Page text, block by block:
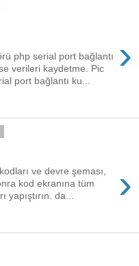
›
php serial port bağlantı
verileri kaydetme. Pic
port bağlantı ku...
›
ve devre şeması,
kod ekranına tüm
yapıştırın. da...